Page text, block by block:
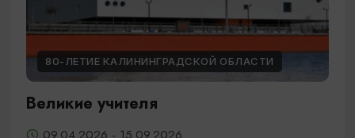
80-ЛЕТИЕ КАЛИНИНГРАДСКОЙ ОБЛАСТИ
Великие учителя